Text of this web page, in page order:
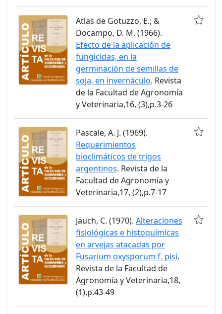
Atlas de Gotuzzo, E.; &
Docampo, D. M. (1966).
Efecto de la aplicación de
fungicidas, en la
germinación de semillas de
soja, en invernáculo. Revista
de la Facultad de Agronomía
y Veterinaria,16, (3),p.3-26
Pascale, A. J. (1969).
Requerimientos
bioclimáticos de trigos
argentinos. Revista de la
Facultad de Agronomía y
Veterinaria,17, (2),p.7-17
Jauch, C. (1970). Alteraciones
fisiológicas e histoquímicas
en arvejas atacadas por
Fusarium oxysporum f. pisi.
Revista de la Facultad de
Agronomía y Veterinaria,18,
(1),p.43-49